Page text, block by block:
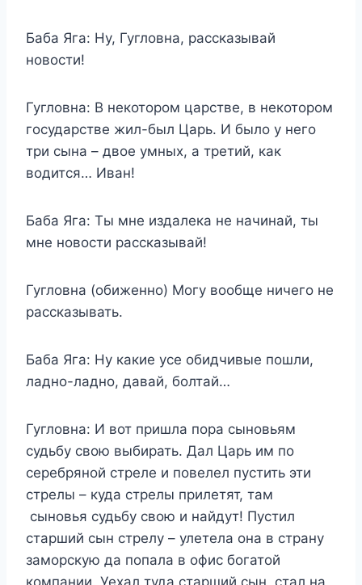
Баба Яга: Ну, Гугловна, рассказывай
новости!
Гугловна: В некотором царстве, в некотором
государстве жил-был Царь. И было у него
три сына – двое умных, а третий, как
водится… Иван!
Баба Яга: Ты мне издалека не начинай, ты
мне новости рассказывай!
Гугловна (обиженно) Могу вообще ничего не
рассказывать.
Баба Яга: Ну какие усе обидчивые пошли,
ладно-ладно, давай, болтай…
Гугловна: И вот пришла пора сыновьям
судьбу свою выбирать. Дал Царь им по
серебряной стреле и повелел пустить эти
стрелы – куда стрелы прилетят, там
сыновья судьбу свою и найдут! Пустил
старший сын стрелу – улетела она в страну
заморскую да попала в офис богатой
компании. Уехал туда старший сын, стал на